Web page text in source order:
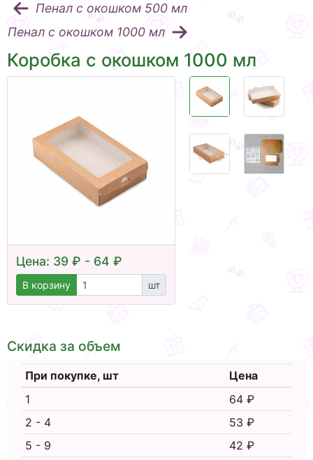
Пенал с окошком 500 мл
Пенал с окошком 1000 мл
Коробка с окошком 1000 мл
Цена: 39 ₽ - 64 ₽
В корзину шт
Скидка за объем
При покупке, шт
Цена
1
64 ₽
2 - 4
53 ₽
5 - 9
42 ₽